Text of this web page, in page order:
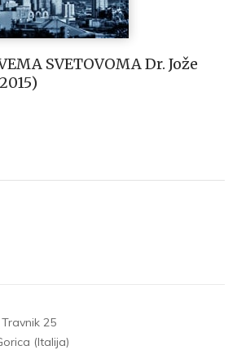
SVETOVOMA Dr. Jože
25
(Italija)